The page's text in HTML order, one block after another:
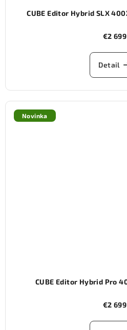
CUBE Editor Hybrid SLX
€2 699
Detail
Novinka
CUBE Editor Hybrid Pro
€2 699